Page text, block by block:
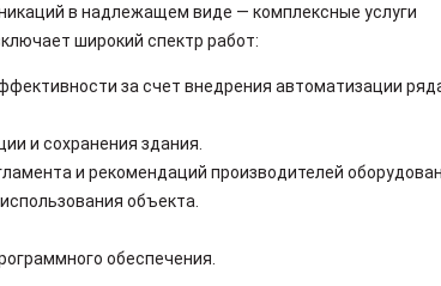
в надлежащем виде — комплексные услуги
широкий спектр работ:
за счет внедрения автоматизации
и сохранения здания.
и рекомендаций производителей
объекта.
обеспечения.